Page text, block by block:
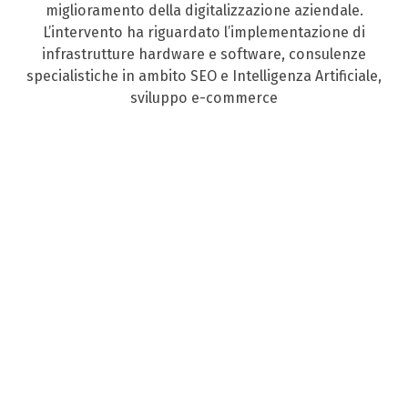
miglioramento della digitalizzazione aziendale.
L’intervento ha riguardato l’implementazione di
infrastrutture hardware e software, consulenze
specialistiche in ambito SEO e Intelligenza Artificiale,
sviluppo e-commerce